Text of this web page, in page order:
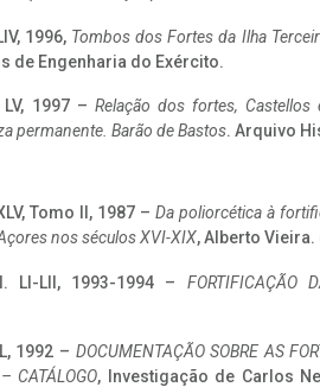
1996, Tombos dos Fortes da Ilha
de Engenharia do Exército.
1997 – Relação dos fortes,
permanente. Barão de Bastos. Arquivo
Tomo II, 1987 – Da poliorcética à
nos séculos XVI-XIX, Alberto
LI-LII, 1993-1994 – FORTIFICAÇÃO
1992 – DOCUMENTAÇÃO SOBRE AS
CATÁLOGO, Investigação de Carlos